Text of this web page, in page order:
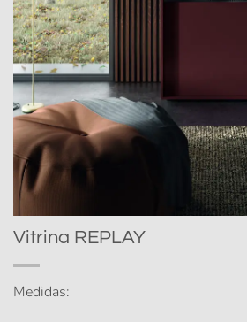
Vitrina REPLAY
Medidas: